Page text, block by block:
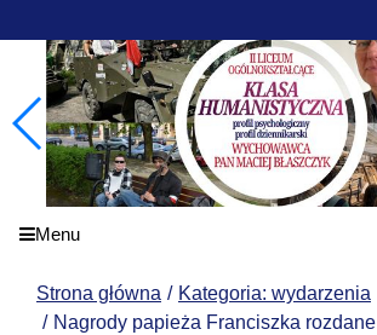
Menu
Strona główna
Kategoria: wydarzenia
Nagrody papieża Franciszka rozdane